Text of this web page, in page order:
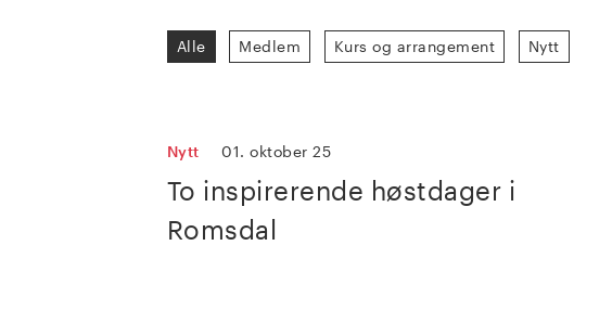
Alle Medlem Kurs og arrangement Nytt
Nytt 01. oktober 25
To inspirerende høstdager i
Romsdal